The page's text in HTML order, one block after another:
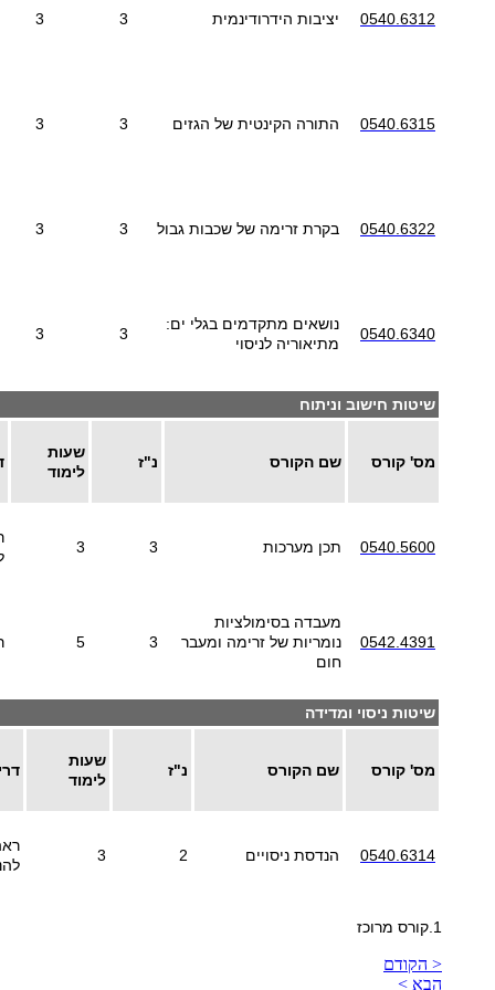
0540.6312 יציבות הידרודינמית 3
3
0540.6315 התורה הקינטית של הגזים 3
3
0540.6322 בקרת זרימה של שכבות גבול 3
3
0540.6340
נושאים מתקדמים בגלי ים:
מתיאוריה לניסוי
3
3
שיטות חישוב וניתוח
מס' קורס שם הקורס נ"ז
שעות
לימוד
0540.5600 תכן מערכות 3
3
0542.4391
מעבדה בסימולציות
נומריות של זרימה ומעבר
חום
3
5
שיטות ניסוי ומדידה
מס' קורס שם הקורס נ"ז
שעות
לימוד
0540.6314 הנדסת ניסויים 2
3
1.קורס מרוכז
< הקודם
הבא >